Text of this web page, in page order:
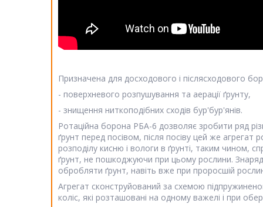
Призначена для досходового і післясходового
- поверхневого розпушування та аерації ґрунту,
- знищення ниткоподібних сходів бур'бур'янів.
Ротаційна борона РБА-6 дозволяє зробити ряд
ґрунт перед посівом, після посіву цей же
розподілу кисню і вологи в ґрунті, таким чином,
ґрунт, не пошкоджуючи при цьому рослини.
обробляти ґрунт, навіть вже при проросшій
Агрегат сконструйований за схемою
коліс, які розташовані на одному важелі і при